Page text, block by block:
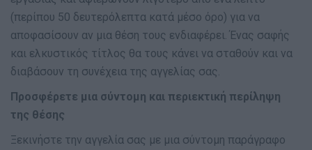
(περίπου 50 δευτερόλεπτα κατά μέσο όρο) για να
αποφασίσουν αν μια θέση τους ενδιαφέρει. Ένας σαφής
και ελκυστικός τίτλος θα τους κάνει να σταθούν και να
διαβάσουν τη συνέχεια της αγγελίας σας.
Προσφέρετε μια σύντομη και περιεκτική περίληψη
της θέσης
Ξεκινήστε την αγγελία σας με μια σύντομη παράγραφο